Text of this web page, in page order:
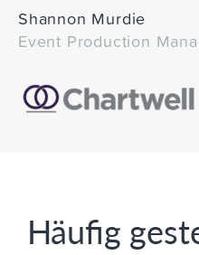
Shannon Murdie
Event Production
Häufig